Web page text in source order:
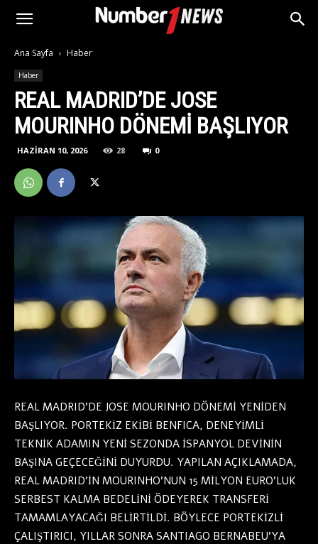
Ana Sayfa Haber
Haber
REAL MADRID’DE JOSE
MOURINHO DÖNEMİ BAŞLIYOR
HAZIRAN 10, 2026 28 0
REAL MADRID’DE JOSE MOURINHO DÖNEMİ YENİDEN
BAŞLIYOR. PORTEKİZ EKİBİ BENFICA, DENEYİMLİ
TEKNİK ADAMIN YENİ SEZONDA İSPANYOL DEVİNİN
BAŞINA GEÇECEĞİNİ DUYURDU. YAPILAN AÇIKLAMADA,
REAL MADRID’İN MOURINHO’NUN 15 MİLYON EURO’LUK
SERBEST KALMA BEDELİNİ ÖDEYEREK TRANSFERİ
TAMAMLAYACAĞI BELİRTİLDİ. BÖYLECE PORTEKİZLİ
ÇALIŞTIRICI, YILLAR SONRA SANTIAGO BERNABEU’YA